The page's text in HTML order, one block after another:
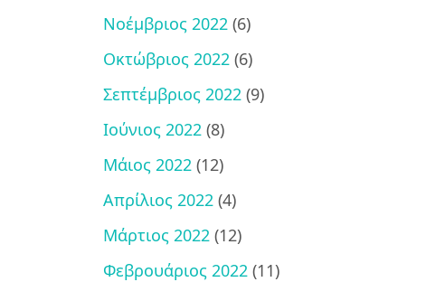
Νοέμβριος 2022 (6)
Οκτώβριος 2022 (6)
Σεπτέμβριος 2022 (9)
Ιούνιος 2022 (8)
Μάιος 2022 (12)
Απρίλιος 2022 (4)
Μάρτιος 2022 (12)
Φεβρουάριος 2022 (11)